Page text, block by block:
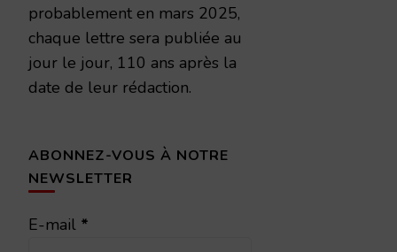
probablement en mars 2025,
chaque lettre sera publiée au
jour le jour, 110 ans après la
date de leur rédaction.
ABONNEZ-VOUS À NOTRE
NEWSLETTER
E-mail *